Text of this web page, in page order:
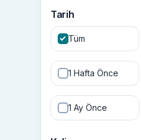
Tarih
Tüm
1 Hafta Önce
1 Ay Önce